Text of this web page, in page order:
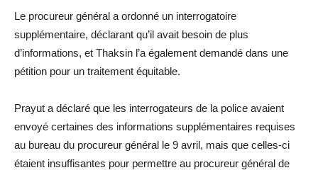
Le procureur général a ordonné un interrogatoire
supplémentaire, déclarant qu’il avait besoin de plus
d’informations, et Thaksin l’a également demandé dans une
pétition pour un traitement équitable.
Prayut a déclaré que les interrogateurs de la police avaient
envoyé certaines des informations supplémentaires requises
au bureau du procureur général le 9 avril, mais que celles-ci
étaient insuffisantes pour permettre au procureur général de